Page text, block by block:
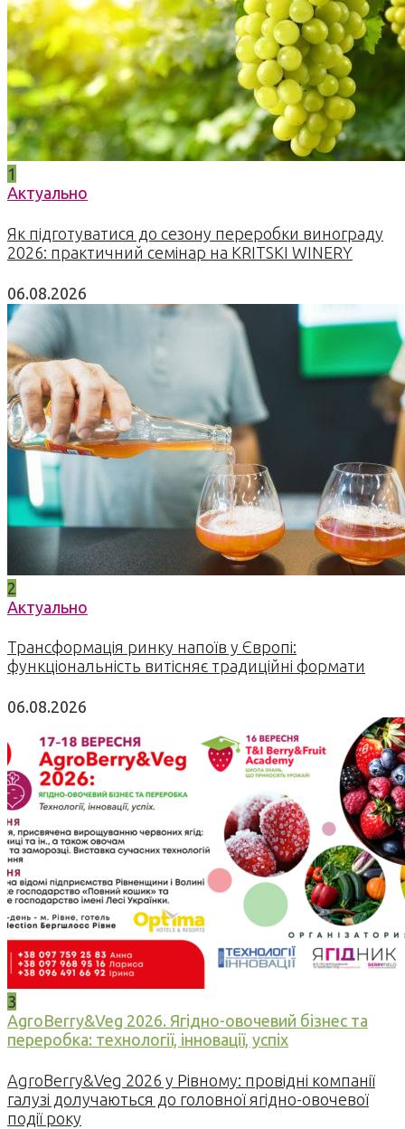
1
Актуально
Як підготуватися до сезону переробки винограду
2026: практичний семінар на KRITSKI WINERY
06.08.2026
2
Актуально
Трансформація ринку напоїв у Європі:
функціональність витісняє традиційні формати
06.08.2026
3
AgroBerry&Veg 2026. Ягідно-овочевий бізнес та
переробка: технології, інновації, успіх
AgroBerry&Veg 2026 у Рівному: провідні компанії
галузі долучаються до головної ягідно-овочевої
події року